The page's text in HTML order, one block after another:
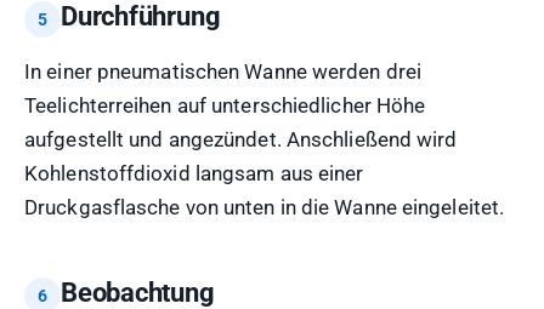
Durchführung
In einer pneumatischen Wanne werden drei
Teelichterreihen auf unterschiedlicher Höhe
aufgestellt und angezündet. Anschließend wird
Kohlenstoffdioxid langsam aus einer
Druckgasflasche von unten in die Wanne eingeleitet.
Beobachtung